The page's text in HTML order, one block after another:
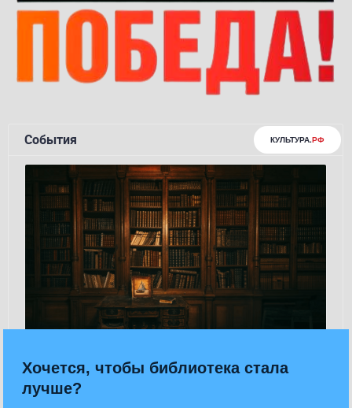
Хочется, чтобы библиотека стала
лучше?